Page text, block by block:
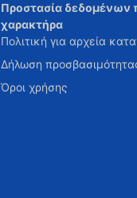
Προστασία δεδομένων
χαρακτήρα
Πολιτική για αρχεία
Δήλωση
Όροι χρήσης